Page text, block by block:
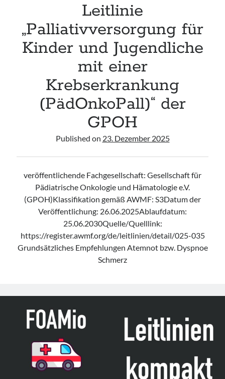
Leitlinie
„Palliativversorgung für
Kinder und Jugendliche
mit einer
Krebserkrankung
(PädOnkoPall)“ der
GPOH
Published on 23. Dezember 2025
veröffentlichende Fachgesellschaft: Gesellschaft für
Pädiatrische Onkologie und Hämatologie e.V.
(GPOH)Klassifikation gemäß AWMF: S3Datum der
Veröffentlichung: 26.06.2025Ablaufdatum:
25.06.2030Quelle/Quelllink:
https://register.awmf.org/de/leitlinien/detail/025-035
Grundsätzliches Empfehlungen Atemnot bzw. Dyspnoe
Schmerz